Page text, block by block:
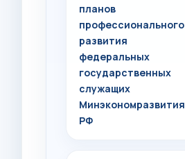
планов
профессионального
развития
федеральных
государственных
служащих
Минэкономразвития
РФ